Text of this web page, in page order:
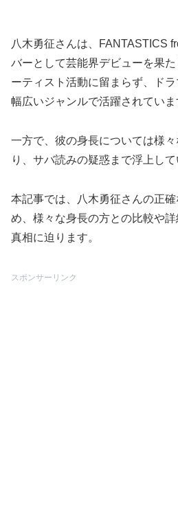
八木勇征さんは、FANTASTICS
バーとして芸能界デビューを果
ーティスト活動に留まらず、ド
幅広いジャンルで活躍されていま
一方で、彼の身長については様
り、サバ読みの疑惑まで浮上して
本記事では、八木勇征さんの正
め、様々な身長の方との比較や
真相に迫ります。
スポンサーリンク